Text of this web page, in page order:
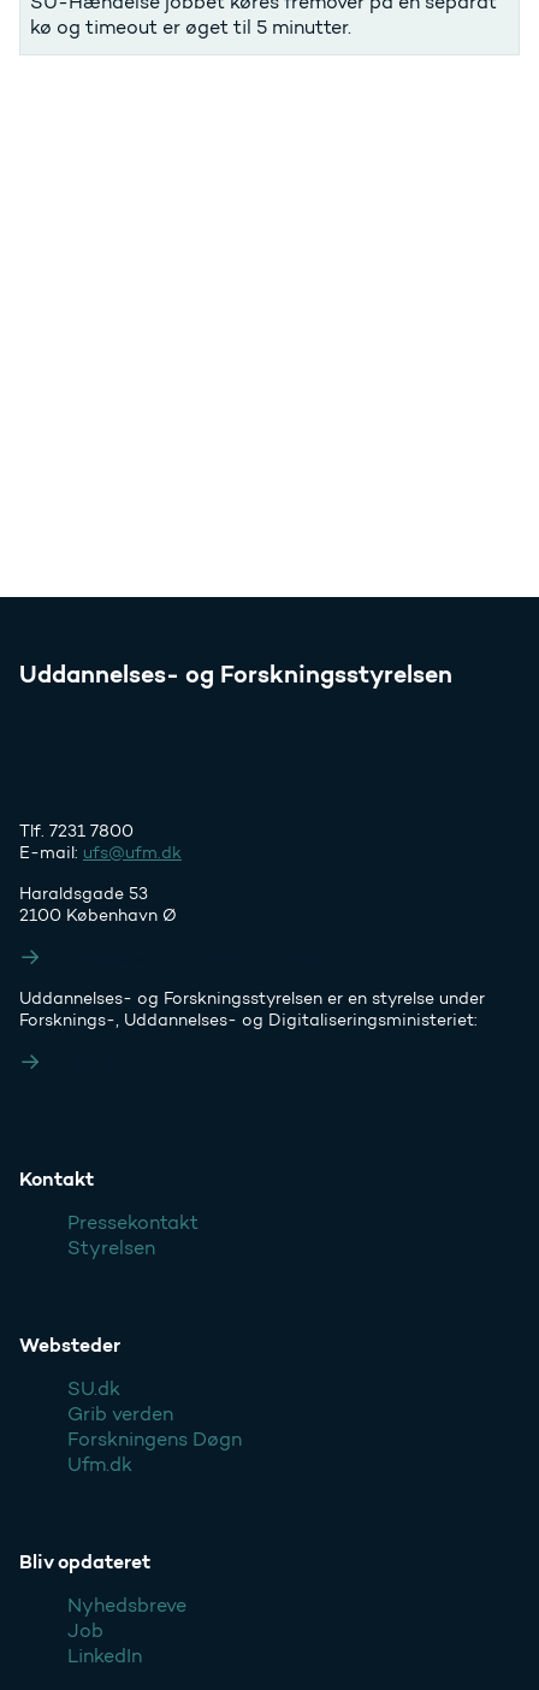
kø og timeout er øget til 5 minutter.
Uddannelses- og Forskningsstyrelsen
Tlf. 7231 7800
E-mail: ufs@ufm.dk
Haraldsgade 53
2100 København Ø
Uddannelses- og Forskningsstyrelsen er en styrelse under
Forsknings-, Uddannelses- og Digitaliseringsministeriet:
Kontakt
Pressekontakt
Styrelsen
Websteder
SU.dk
Grib verden
Forskningens Døgn
Ufm.dk
Bliv opdateret
Nyhedsbreve
Job
LinkedIn